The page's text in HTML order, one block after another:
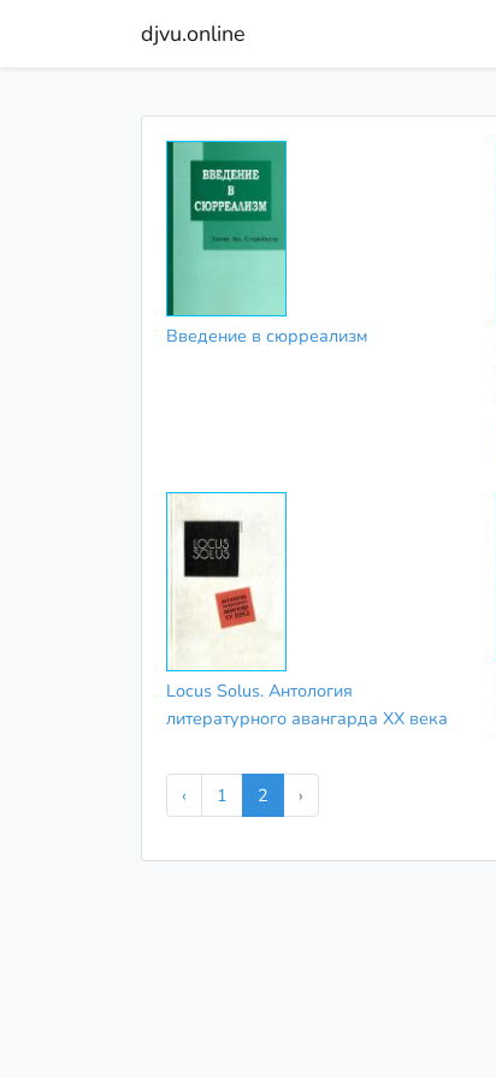
djvu.online
Введение в сюрреализм
Locus Solus. Антология
литературного авангарда ХХ века
‹ 1 2 ›